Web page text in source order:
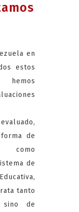
en
estos
de
como
de
tanto
de